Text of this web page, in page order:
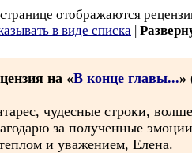
отображаются
в виде списка |
на «В конце главы...»
чудесные строки,
за полученные
и уважением, Елена.